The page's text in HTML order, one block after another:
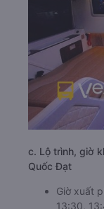
c. Lộ trình, giờ
Quốc Đạt
Giờ xuất
13:30,